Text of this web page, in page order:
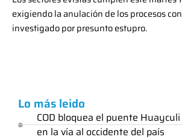
exigiendo la anulación de los procesos
investigado por presunto estupro.
Lo más leido
COD bloquea el puente
en la vía al occidente del país